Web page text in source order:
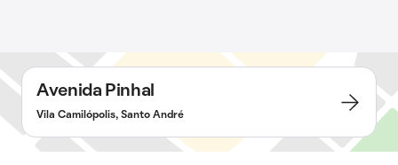
Avenida Pinhal
Vila Camilópolis, Santo André